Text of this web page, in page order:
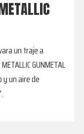
un traje a
GUNMETAL
un aire de